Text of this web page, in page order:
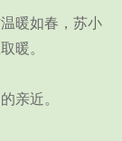
暖如春，苏小
暖。
亲近。